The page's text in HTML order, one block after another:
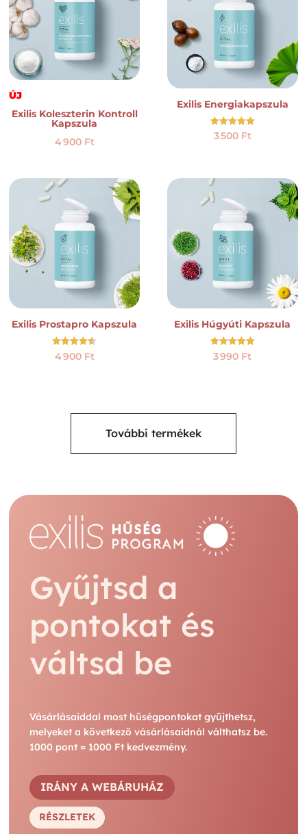
ÚJ
Exilis Koleszterin Kontroll
Kapszula
4 900 Ft
Exilis Energiakapszula
Értékelés:
5.00
3 500 Ft
Exilis Prostapro Kapszula
Értékelés:
4.50
4 900 Ft
Exilis Húgyúti Kapszula
Értékelés:
5.00
3 990 Ft
További termékek
Gyűjtsd a
pontokat és
váltsd be
Vásárlásaiddal most hűségpontokat gyűjthetsz,
melyeket a következő vásárlásaidnál válthatsz be.
1000 pont = 1000 Ft kedvezmény.
IRÁNY A WEBÁRUHÁZ
RÉSZLETEK